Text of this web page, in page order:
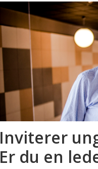
Inviterer
Er du en